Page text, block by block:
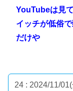
YouTubeは見
イッチが低俗
だけや
24 : 2024/11/